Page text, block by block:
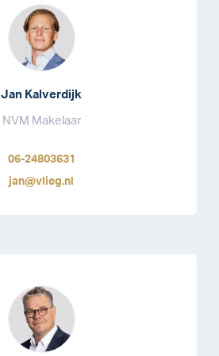
Jan Kalverdijk
NVM Makelaar
06-24803631
jan@vlieg.nl